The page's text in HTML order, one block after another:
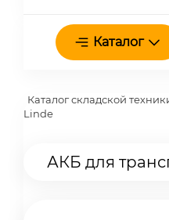
Каталог
Каталог складской
Linde
АКБ для